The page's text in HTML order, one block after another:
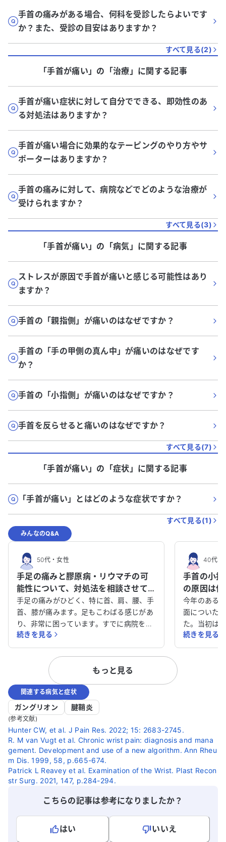
手首の痛みがある場合、何科を受診したらよいです
か？また、受診の目安はありますか？
すべて見る(2)
「手首が痛い」 の「治療 」に関する記事
手首が痛い症状に対して自分でできる、即効性のあ
る対処法はありますか？
手首が痛い場合に効果的なテーピングのやり方やサ
ポーターはありますか？
手首の痛みに対して、病院などでどのような治療が
受けられますか？
すべて見る(3)
「手首が痛い」 の「病気 」に関する記事
ストレスが原因で手首が痛いと感じる可能性はあり
ますか？
手首の「親指側」が痛いのはなぜですか？
手首の「手の甲側の真ん中」が痛いのはなぜです
か？
手首の「小指側」が痛いのはなぜですか？
手首を反らせると痛いのはなぜですか？
すべて見る(7)
「手首が痛い」 の「症状 」に関する記事
「手首が痛い」とはどのような症状ですか？
すべて見る(1)
みんなのQ&A
50代・女性
手足の痛みと膠原病・リウマチの可
能性について、対処法を相談させて
ください。
手足の痛みがひどく、特に首、肩、腰、手
首、膝が痛みます。足もこわばる感じがあ
り、非常に困っています。すでに病院を受
診しており、精神科・心療内科の病気や貧
血・生活習慣病の治療を受けています。ア
レルギーはありません。 医師からは膠原
病やリウマチの可能性があると言われ、経
過観察中です。しかし、薬での治療は副作
用が多いとのことで、現在は鎮痛薬
（NSAIDs）と外用薬を使用しています
が、痛みが続いています。 この状況でどの
ように対処すれば良いのか、アドバイスを
いただけると助かります。痛みを和らげる
ための具体的な方法や、他に考えられる治
療法があれば教えていただきたいです。
続きを見る
40代・
手首の小
の原因は
要ですか？
今年のある
面についた
た。当初は
が、約10日
じるように
を押すと痛
は何でしょ
うか。アド
続きを見る
もっと見る
関連する病気と症状
ガングリオン 腱鞘炎
(参考文献)
Hunter CW, et al. J Pain Res. 2022; 15: 2683-2745.
R. M van Vugt et al. Chronic wrist pain: diagnosis and mana
gement. Development and use of a new algorithm. Ann Rheu
m Dis. 1999, 58, p.665-674.
Patrick L Reavey et al. Examination of the Wrist. Plast Recon
str Surg. 2021, 147, p.284-294.
こちらの記事は参考になりましたか？
はい いいえ